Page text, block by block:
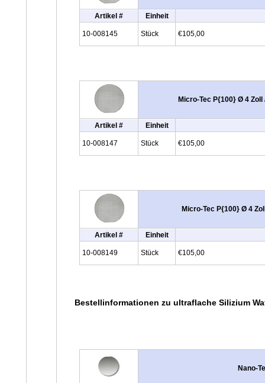
Artikel # Einheit
10-008145 Stück €105,00
Micro-Tec P{100} Ø 4
Artikel # Einheit
10-008147 Stück €105,00
Micro-Tec P{100} Ø 4
Artikel # Einheit
10-008149 Stück €105,00
Bestellinformationen zu ultraflache Silizium
Nano-